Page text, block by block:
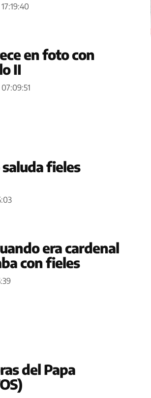
en foto con
II
saluda fieles
era cardenal
con fieles
del Papa